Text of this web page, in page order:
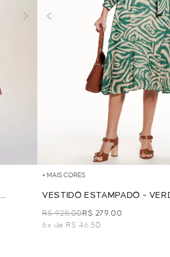
+ MAIS CORES
VESTIDO ESTAMPADO -
R$ 928,00R$ 279,00
6x de R$ 46,50